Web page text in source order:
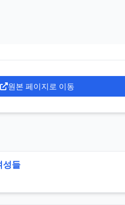
원본 페이지로 이동
성들